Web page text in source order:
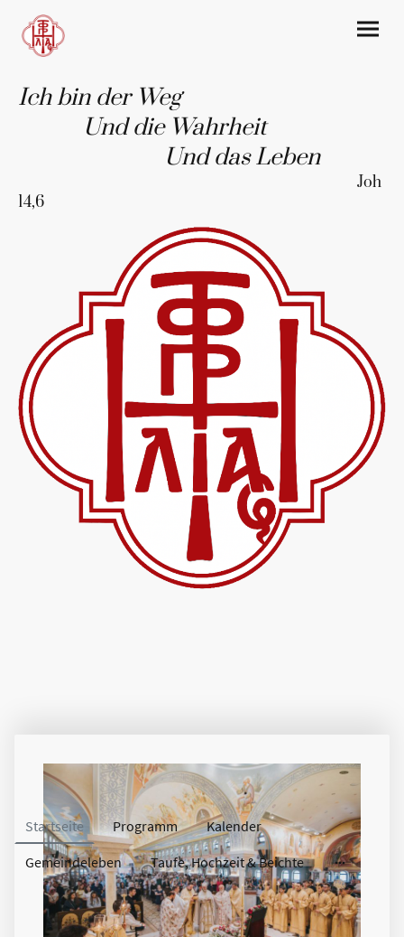
Ich bin der Weg
Und die Wahrheit
Und das Leben
Joh
14,6
Startseite Programm
Kalender
Gemeindeleben
Taufe, Hochzeit & Beichte